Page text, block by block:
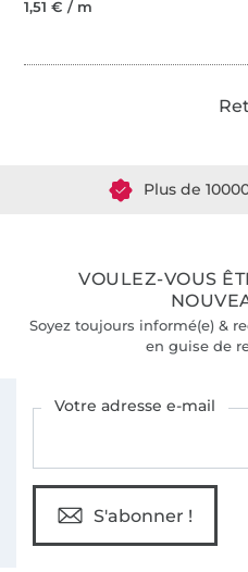
1,51 € / m
VOULEZ-VOUS
Soyez toujours informé(e) &
en guise de
Votre adresse e-mail
S'abonner !